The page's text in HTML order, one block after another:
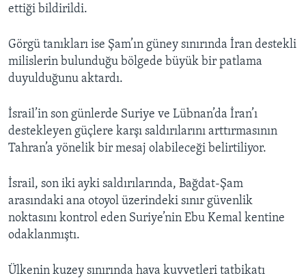
ettiği bildirildi.
Görgü tanıkları ise Şam’ın güney sınırında İran destekli
milislerin bulunduğu bölgede büyük bir patlama
duyulduğunu aktardı.
İsrail’in son günlerde Suriye ve Lübnan’da İran’ı
destekleyen güçlere karşı saldırılarını arttırmasının
Tahran’a yönelik bir mesaj olabileceği belirtiliyor.
İsrail, son iki ayki saldırılarında, Bağdat-Şam
arasındaki ana otoyol üzerindeki sınır güvenlik
noktasını kontrol eden Suriye’nin Ebu Kemal kentine
odaklanmıştı.
Ülkenin kuzey sınırında hava kuvvetleri tatbikatı